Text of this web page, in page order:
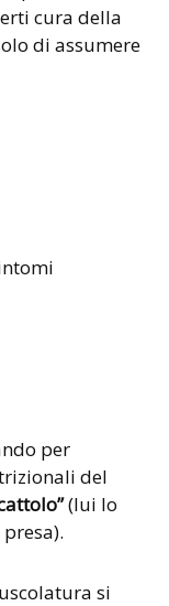
cura della
di assumere
per
del
(lui lo
si